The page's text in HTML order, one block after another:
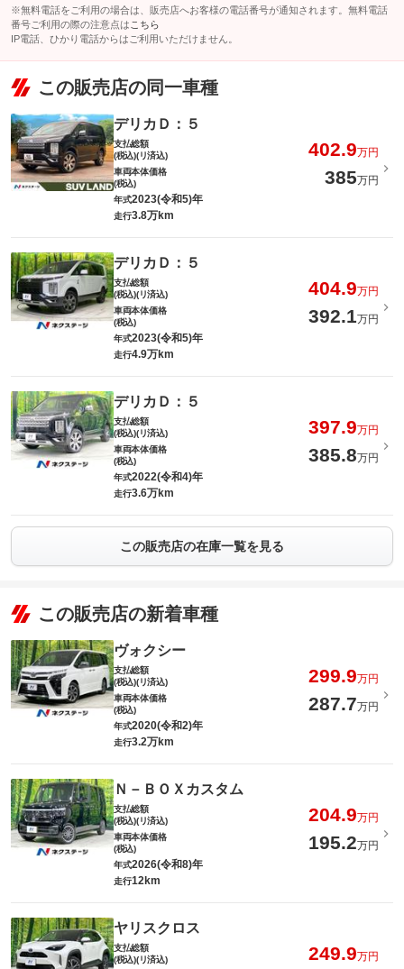
※無料電話をご利用の場合は、販売店へお客様の電話番号が通知されます。無料電話
番号ご利用の際の注意点は こちら
IP電話、ひかり電話からはご利用いただけません。
この販売店の同一車種
デリカＤ：５
支払総額
(税込)(リ済込)
402.9万円
車両本体価格
(税込)
385万円
年式2023(令和5)年
走行3.8万km
デリカＤ：５
支払総額
(税込)(リ済込)
404.9万円
車両本体価格
(税込)
392.1万円
年式2023(令和5)年
走行4.9万km
デリカＤ：５
支払総額
(税込)(リ済込)
397.9万円
車両本体価格
(税込)
385.8万円
年式2022(令和4)年
走行3.6万km
この販売店の在庫一覧を見る
この販売店の新着車種
ヴォクシー
支払総額
(税込)(リ済込)
299.9万円
車両本体価格
(税込)
287.7万円
年式2020(令和2)年
走行3.2万km
Ｎ－ＢＯＸカスタム
支払総額
(税込)(リ済込)
204.9万円
車両本体価格
(税込)
195.2万円
年式2026(令和8)年
走行12km
ヤリスクロス
支払総額
(税込)(リ済込)
249.9万円